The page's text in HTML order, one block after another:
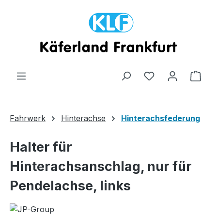
Zum Hauptinhalt springen
Fahrwerk Hinterachse Hinterachsfederung
Halter für
Hinterachsanschlag, nur für
Pendelachse, links